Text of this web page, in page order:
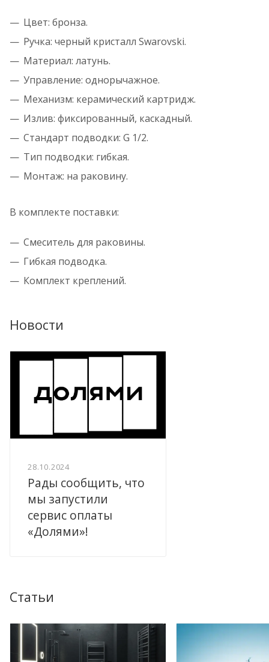
Цвет: бронза.
Ручка: черный кристалл Swarovski.
Материал: латунь.
Управление: однорычажное.
Механизм: керамический картридж.
Излив: фиксированный, каскадный.
Стандарт подводки: G 1/2.
Тип подводки: гибкая.
Монтаж: на раковину.
В комплекте поставки:
Смеситель для раковины.
Гибкая подводка.
Комплект креплений.
Новости
28.10.2024
Рады сообщить, что
мы запустили
сервис оплаты
«Долями»!
Статьи